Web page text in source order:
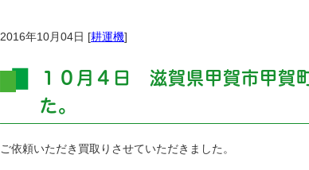
2016年10月04日 [耕運機]
１０月４日 滋賀県甲賀市甲賀
た。
ご依頼いただき買取りさせていただきました。